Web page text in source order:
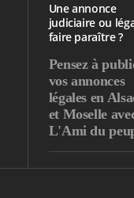
Une annonce
judiciaire ou
faire paraître ?
Pensez à
vos annonces
légales en
et Moselle
L'Ami du